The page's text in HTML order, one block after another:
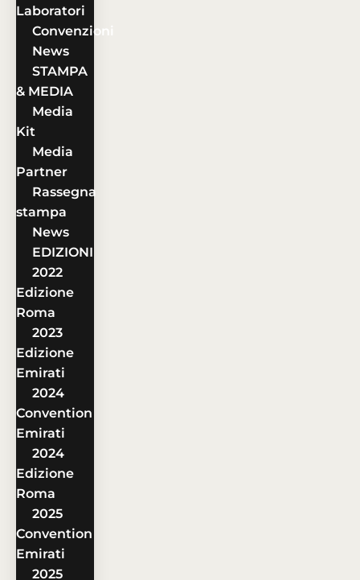
Laboratori
Convenzioni
News
STAMPA
& MEDIA
Media
Kit
Media
Partner
Rassegna
stampa
News
EDIZIONI
2022
Edizione
Roma
2023
Edizione
Emirati
2024
Convention
Emirati
2024
Edizione
Roma
2025
Convention
Emirati
2025